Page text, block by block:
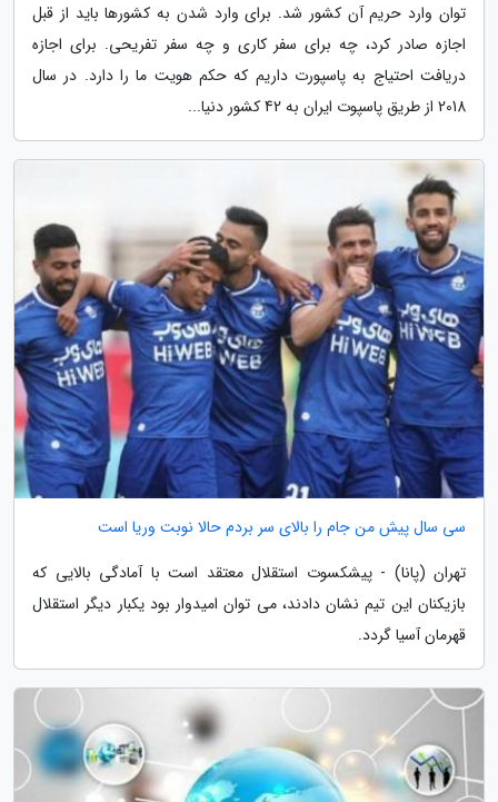
توان وارد حریم آن کشور شد. برای وارد شدن به کشورها باید از قبل
اجازه صادر کرد، چه برای سفر کاری و چه سفر تفریحی. برای اجازه
دریافت احتیاج به پاسپورت داریم که حکم هویت ما را دارد. در سال
2018 از طریق پاسپوت ایران به 42 کشور دنیا...
سی سال پیش من جام را بالای سر بردم حالا نوبت وریا است
تهران (پانا) - پیشکسوت استقلال معتقد است با آمادگی بالایی که
بازیکنان این تیم نشان دادند، می توان امیدوار بود یکبار دیگر استقلال
قهرمان آسیا گردد.